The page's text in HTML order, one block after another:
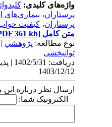
واژه‌های کلیدی:
پرستاران ،بیماری‌های
پرستاران ،کیفیت خواب
متن کامل[PDF 361 kb]
نوع مطالعه:پژوهشي|
توانبخشی
1403/12/12
ارسال نظر درباره این
الکترونیک شما: